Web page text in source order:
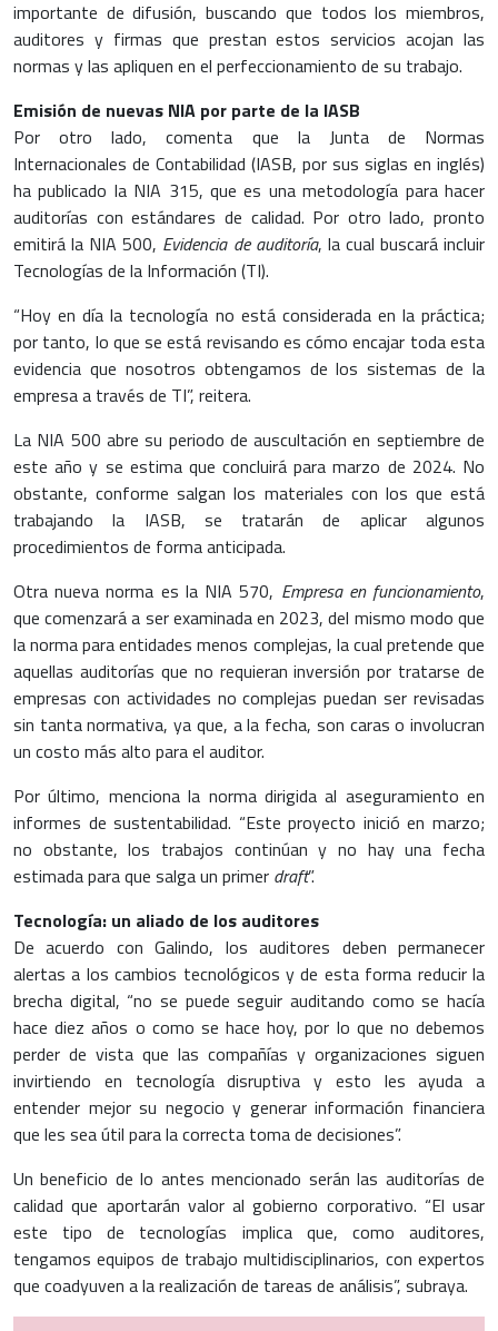
importante de difusión, buscando que todos los miembros,
auditores y firmas que prestan estos servicios acojan las
normas y las apliquen en el perfeccionamiento de su trabajo.
Emisión de nuevas NIA por parte de la IASB
Por otro lado, comenta que la Junta de Normas
Internacionales de Contabilidad (IASB, por sus siglas en inglés)
ha publicado la NIA 315, que es una metodología para hacer
auditorías con estándares de calidad. Por otro lado, pronto
emitirá la NIA 500, Evidencia de auditoría, la cual buscará incluir
Tecnologías de la Información (TI).
“Hoy en día la tecnología no está considerada en la práctica;
por tanto, lo que se está revisando es cómo encajar toda esta
evidencia que nosotros obtengamos de los sistemas de la
empresa a través de TI”, reitera.
La NIA 500 abre su periodo de auscultación en septiembre de
este año y se estima que concluirá para marzo de 2024. No
obstante, conforme salgan los materiales con los que está
trabajando la IASB, se tratarán de aplicar algunos
procedimientos de forma anticipada.
Otra nueva norma es la NIA 570, Empresa en funcionamiento,
que comenzará a ser examinada en 2023, del mismo modo que
la norma para entidades menos complejas, la cual pretende que
aquellas auditorías que no requieran inversión por tratarse de
empresas con actividades no complejas puedan ser revisadas
sin tanta normativa, ya que, a la fecha, son caras o involucran
un costo más alto para el auditor.
Por último, menciona la norma dirigida al aseguramiento en
informes de sustentabilidad. “Este proyecto inició en marzo;
no obstante, los trabajos continúan y no hay una fecha
estimada para que salga un primer draft”.
Tecnología: un aliado de los auditores
De acuerdo con Galindo, los auditores deben permanecer
alertas a los cambios tecnológicos y de esta forma reducir la
brecha digital, “no se puede seguir auditando como se hacía
hace diez años o como se hace hoy, por lo que no debemos
perder de vista que las compañías y organizaciones siguen
invirtiendo en tecnología disruptiva y esto les ayuda a
entender mejor su negocio y generar información financiera
que les sea útil para la correcta toma de decisiones”.
Un beneficio de lo antes mencionado serán las auditorías de
calidad que aportarán valor al gobierno corporativo. “El usar
este tipo de tecnologías implica que, como auditores,
tengamos equipos de trabajo multidisciplinarios, con expertos
que coadyuven a la realización de tareas de análisis”, subraya.